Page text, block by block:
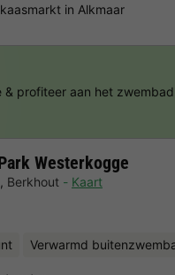
in Alkmaar
Westerkogge
, Berkhout
Kaart
Verwarmd
& profiteer aan het